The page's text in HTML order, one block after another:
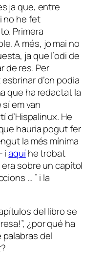
ja que, entre
no he fet
Primera
A més, jo mai no
ja que l’odi de
de res. Per
d’on podia
que ha redactat la
em van
d’Hispalinux. He
hauria pogut fer
la més mínima
iaquíhe trobat
sobre un capítol
… ” i la
del libro se
¿por qué ha
del